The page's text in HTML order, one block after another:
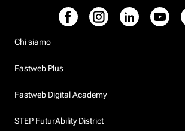
Chi siamo
Fastweb Plus
Fastweb Digital Academy
STEP FuturAbility District